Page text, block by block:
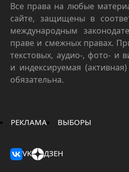
Все права на любые
сайте, защищены в
международным
праве и смежных правах.
текстовых, аудио-, фото- и
и индексируемая
обязательна.
РЕКЛАМА ВЫБОРЫ
VK ДЗЕН